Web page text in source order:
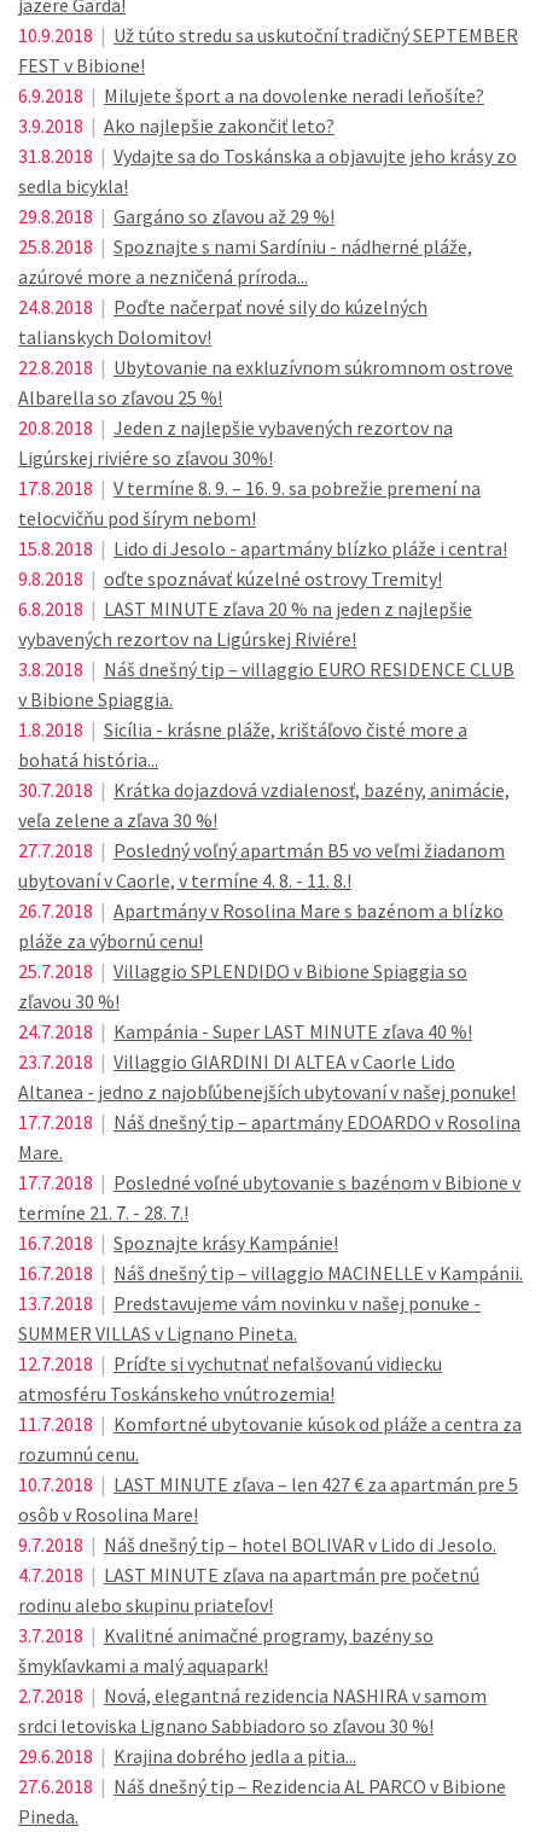
jazere Garda!
10.9.2018 | Už túto stredu sa uskutoční tradičný SEPTEMBER
FEST v Bibione!
6.9.2018 | Milujete šport a na dovolenke neradi leňošíte?
3.9.2018 | Ako najlepšie zakončiť leto?
31.8.2018 | Vydajte sa do Toskánska a objavujte jeho krásy zo
sedla bicykla!
29.8.2018 | Gargáno so zľavou až 29 %!
25.8.2018 | Spoznajte s nami Sardíniu - nádherné pláže,
azúrové more a nezničená príroda...
24.8.2018 | Poďte načerpať nové sily do kúzelných
talianskych Dolomitov!
22.8.2018 | Ubytovanie na exkluzívnom súkromnom ostrove
Albarella so zľavou 25 %!
20.8.2018 | Jeden z najlepšie vybavených rezortov na
Ligúrskej riviére so zľavou 30%!
17.8.2018 | V termíne 8. 9. – 16. 9. sa pobrežie premení na
telocvičňu pod šírym nebom!
15.8.2018 | Lido di Jesolo - apartmány blízko pláže i centra!
9.8.2018 | oďte spoznávať kúzelné ostrovy Tremity!
6.8.2018 | LAST MINUTE zľava 20 % na jeden z najlepšie
vybavených rezortov na Ligúrskej Riviére!
3.8.2018 | Náš dnešný tip – villaggio EURO RESIDENCE CLUB
v Bibione Spiaggia.
1.8.2018 | Sicília - krásne pláže, krištáľovo čisté more a
bohatá história...
30.7.2018 | Krátka dojazdová vzdialenosť, bazény, animácie,
veľa zelene a zľava 30 %!
27.7.2018 | Posledný voľný apartmán B5 vo veľmi žiadanom
ubytovaní v Caorle, v termíne 4. 8. - 11. 8.!
26.7.2018 | Apartmány v Rosolina Mare s bazénom a blízko
pláže za výbornú cenu!
25.7.2018 | Villaggio SPLENDIDO v Bibione Spiaggia so
zľavou 30 %!
24.7.2018 | Kampánia - Super LAST MINUTE zľava 40 %!
23.7.2018 | Villaggio GIARDINI DI ALTEA v Caorle Lido
Altanea - jedno z najobľúbenejších ubytovaní v našej ponuke!
17.7.2018 | Náš dnešný tip – apartmány EDOARDO v Rosolina
Mare.
17.7.2018 | Posledné voľné ubytovanie s bazénom v Bibione v
termíne 21. 7. - 28. 7.!
16.7.2018 | Spoznajte krásy Kampánie!
16.7.2018 | Náš dnešný tip – villaggio MACINELLE v Kampánii.
13.7.2018 | Predstavujeme vám novinku v našej ponuke -
SUMMER VILLAS v Lignano Pineta.
12.7.2018 | Príďte si vychutnať nefalšovanú vidiecku
atmosféru Toskánskeho vnútrozemia!
11.7.2018 | Komfortné ubytovanie kúsok od pláže a centra za
rozumnú cenu.
10.7.2018 | LAST MINUTE zľava – len 427 € za apartmán pre 5
osôb v Rosolina Mare!
9.7.2018 | Náš dnešný tip – hotel BOLIVAR v Lido di Jesolo.
4.7.2018 | LAST MINUTE zľava na apartmán pre početnú
rodinu alebo skupinu priateľov!
3.7.2018 | Kvalitné animačné programy, bazény so
šmykľavkami a malý aquapark!
2.7.2018 | Nová, elegantná rezidencia NASHIRA v samom
srdci letoviska Lignano Sabbiadoro so zľavou 30 %!
29.6.2018 | Krajina dobrého jedla a pitia...
27.6.2018 | Náš dnešný tip – Rezidencia AL PARCO v Bibione
Pineda.